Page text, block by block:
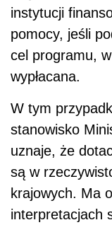
instytucji
pomocy, jeśli
cel programu,
wypłacana.
W tym
stanowisko
uznaje, że
są w
krajowych. Ma
interpretacjach